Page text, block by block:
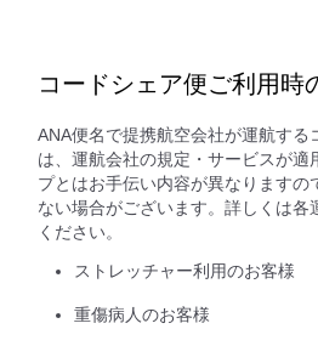
コードシェア便ご利用時
ANA便名で提携航空会社が運航する
は、運航会社の規定・サービスが適
プとはお手伝い内容が異なりますの
ない場合がございます。詳しくは各
ください。
ストレッチャー利用のお客様
重傷病人のお客様